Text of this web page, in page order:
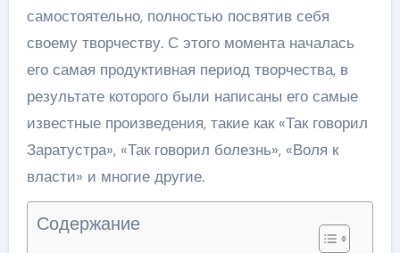
самостоятельно, полностью посвятив себя
своему творчеству. С этого момента началась
его самая продуктивная период творчества, в
результате которого были написаны его самые
известные произведения, такие как «Так говорил
Заратустра», «Так говорил болезнь», «Воля к
власти» и многие другие.
Содержание